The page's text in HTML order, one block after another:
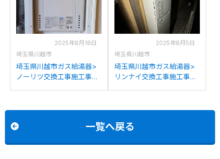
換
換
2025年8月18日
埼玉県川越市
埼玉県川越市ガス給湯器>
ノーリツ交換工事施工事
2025年8月5日
埼玉県川越市
埼玉県川越市ガス給湯器>
リンナイ交換工事施工事
一覧へ戻る